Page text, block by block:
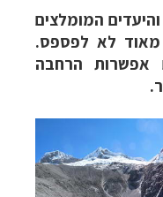
המומלצים
מאוד לא לפספס.
הרחבה